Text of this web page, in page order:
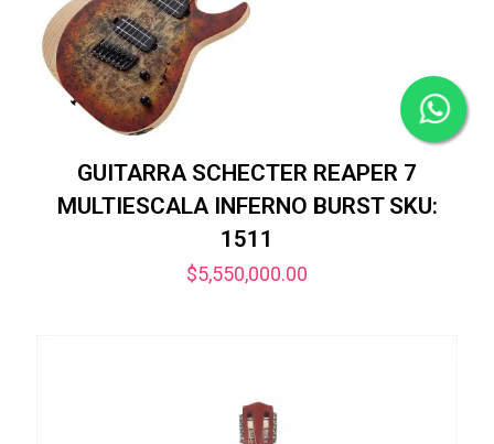
GUITARRA SCHECTER REAPER 7
MULTIESCALA INFERNO BURST SKU:
1511
$5,550,000.00